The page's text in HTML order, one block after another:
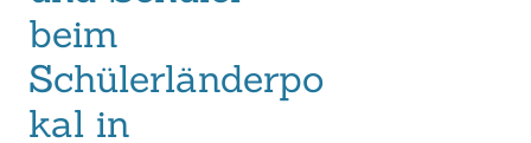
beim
Schülerländerpo
kal in